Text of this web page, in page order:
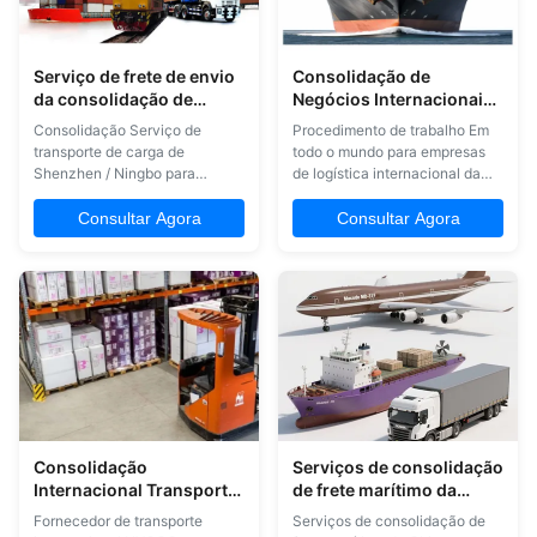
Serviço de frete de envio
da consolidação de
Shenzhen/Ningbo a
Joanesburgo
Consolidação Serviço de
transporte de carga de
Shenzhen / Ningbo para
serviço de consolidação
1Recolhemos mercadorias no
diferentes fornecedores, e
depois enviamo-las para todo o
mundo para si. 2 Oferecemos-
lhe um serviço de valor
acrescentado no ...
Consultar Agora
Consolidação de
Negócios Internacionais
de Dropshipping,
Transitário de Frete
Aéreo DDU
Procedimento de trabalho Em
todo o mundo para empresas
de logística internacional da
de diferentes fornecedores e
envie-a por correio com uma
suas mercadorias de diferentes
fornecedores e consolidar em
um único carregamento para
economizar suas ...
Consultar Agora
Consolidação
Internacional Transporte
de Cargas China para
Fornecedor de transporte
Serviços de consolidação
de frete marítimo da
China para a Espanha
Serviços de consolidação de